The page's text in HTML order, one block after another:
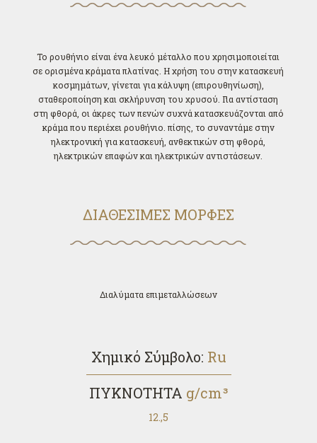
Το ρουθήνιο είναι ένα λευκό μέταλλο που χρησιμοποιείται
σε ορισμένα κράματα πλατίνας. Η χρήση του στην κατασκευή
κοσμημάτων, γίνεται για κάλυψη (επιρουθηνίωση),
σταθεροποίηση και σκλήρυνση του χρυσού. Για αντίσταση
στη φθορά, οι άκρες των πενών συχνά κατασκευάζονται από
κράμα που περιέχει ρουθήνιο. πίσης, το συναντάμε στην
ηλεκτρονική για κατασκευή, ανθεκτικών στη φθορά,
ηλεκτρικών επαφών και ηλεκτρικών αντιστάσεων.
ΔΙΑΘΕΣΙΜΕΣ ΜΟΡΦΕΣ
Διαλύματα επιμεταλλώσεων
Χημικό Σύμβολο: Ru
ΠΥΚΝΟΤΗΤΑ g/cm³
12.,5